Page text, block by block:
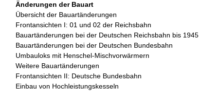
Änderungen der Bauart
Übersicht der Bauartänderungen
Frontansichten I: 01 und 02 der Reichsbahn
Bauartänderungen bei der Deutschen Reichsbahn bis 1945
Bauartänderungen bei der Deutschen Bundesbahn
Umbauloks mit Henschel-Mischvorwärmern
Weitere Bauartänderungen
Frontansichten II: Deutsche Bundesbahn
Einbau von Hochleistungskesseln